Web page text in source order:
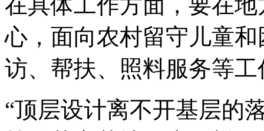
心，面向农村留守儿童
访、帮扶、照料服务等工
“顶层设计离不开基层的